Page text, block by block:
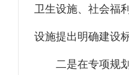
卫生设施、社会福
设施提出明确建设标
二是在专项规